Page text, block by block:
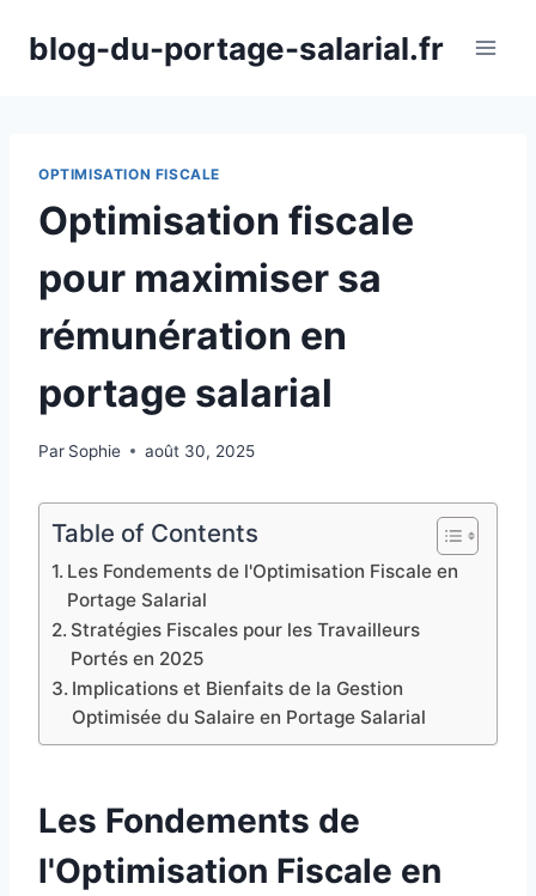
blog-du-portage-salarial.fr
OPTIMISATION FISCALE
Optimisation fiscale
pour maximiser sa
rémunération en
portage salarial
Par Sophie août 30, 2025
Table of Contents
Les Fondements de l'Optimisation Fiscale en
Portage Salarial
Stratégies Fiscales pour les Travailleurs
Portés en 2025
Implications et Bienfaits de la Gestion
Optimisée du Salaire en Portage Salarial
Les Fondements de
l'Optimisation Fiscale en